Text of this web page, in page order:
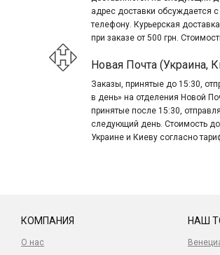
адрес доставки обсуждается
телефону. Курьерская
при заказе от 500 грн.
Новая Почта (Украина,
Заказы, принятые до 15:30,
в день» на отделения Новой
принятые после 15:30,
следующий день. Стоимость
Украине и Киеву согласно
КОМПАНИЯ
О нас
НАШ